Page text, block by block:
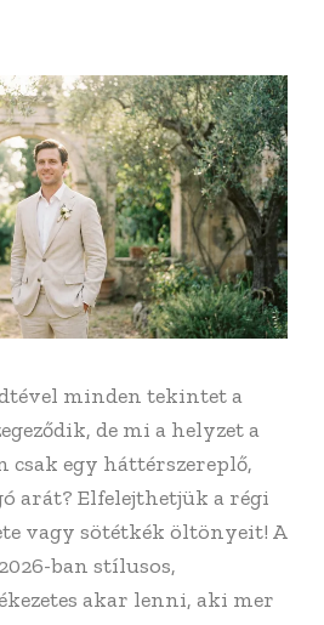
minden tekintet a
de mi a helyzet a
csak egy háttérszereplő,
arát? Elfelejthetjük a régi
vagy sötétkék öltönyeit! A
ban stílusos,
akar lenni, aki mer